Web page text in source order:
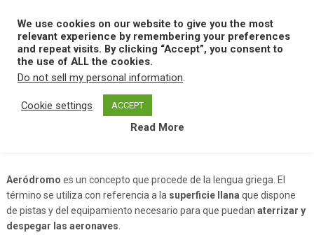
content
MENU
Home A Aerodromo
Aeródromo es un concepto que procede de la lengua griega. El
término se utiliza con referencia a la superficie llana que dispone
de pistas y del equipamiento necesario para que puedan aterrizar y
despegar las aeronaves
We use cookies on our website to give you the most
relevant experience by remembering your preferences
and repeat visits. By clicking “Accept”, you consent to
the use of ALL the cookies.
Do not sell my personal information.
Cookie settings ACCEPT
Read More